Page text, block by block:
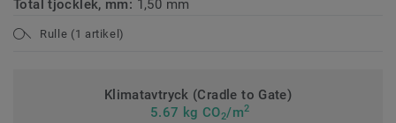
Total tjocklek, mm: 1,50 mm
Rulle (1 artikel)
Klimatavtryck (Cradle to Gate)
5.67 kg CO2/m2